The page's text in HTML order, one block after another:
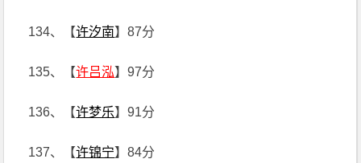
134、【许汐南】87分
135、【许吕泓】97分
136、【许梦乐】91分
137、【许锦宁】84分